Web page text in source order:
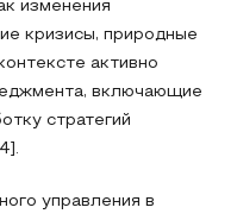
изменения
кризисы, природные
активно
включающие
стратегий
управления в